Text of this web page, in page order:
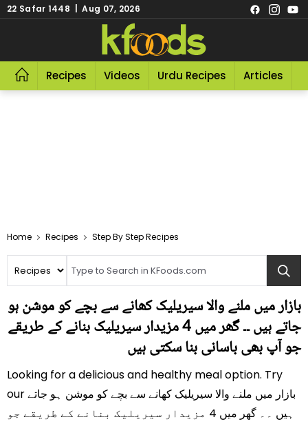
22 Safar 1448 | Aug 07, 2026
Recipes Videos Urdu Recipes Articles
Home Recipes Step By Step Recipes
بازار میں ملنے والا سیریلیک کھانے سے بچے کو موشن ہو
جاتے ہیں ۔۔ گھر میں 4 مزیدار سیریلیک بنانے کے طریقے
جو آپ بھی باسانی بنا سکتی ہیں
Looking for a delicious and healthy meal option. Try
our بازار میں ملنے والا سیریلیک کھانے سے بچے کو موشن ہو جاتے
ہیں ۔۔ گھر میں 4 مزیدار سیریلیک بنانے کے طریقے جو